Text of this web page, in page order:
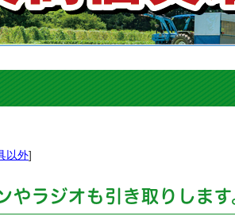
以外]
やラジオも引き取りします